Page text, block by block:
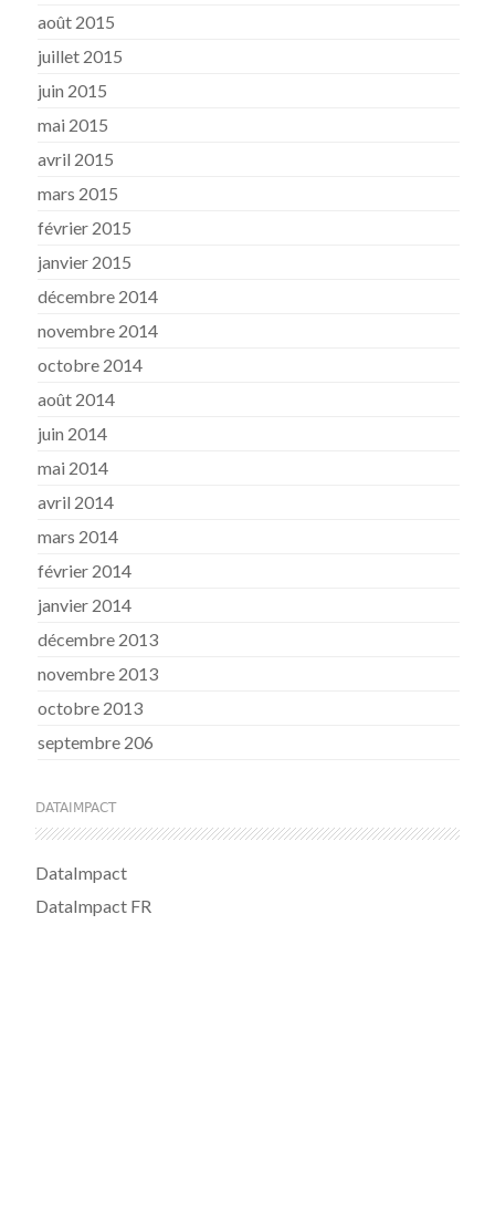
août 2015
juillet 2015
juin 2015
mai 2015
avril 2015
mars 2015
février 2015
janvier 2015
décembre 2014
novembre 2014
octobre 2014
août 2014
juin 2014
mai 2014
avril 2014
mars 2014
février 2014
janvier 2014
décembre 2013
novembre 2013
octobre 2013
septembre 206
DATAIMPACT
DataImpact
DataImpact FR